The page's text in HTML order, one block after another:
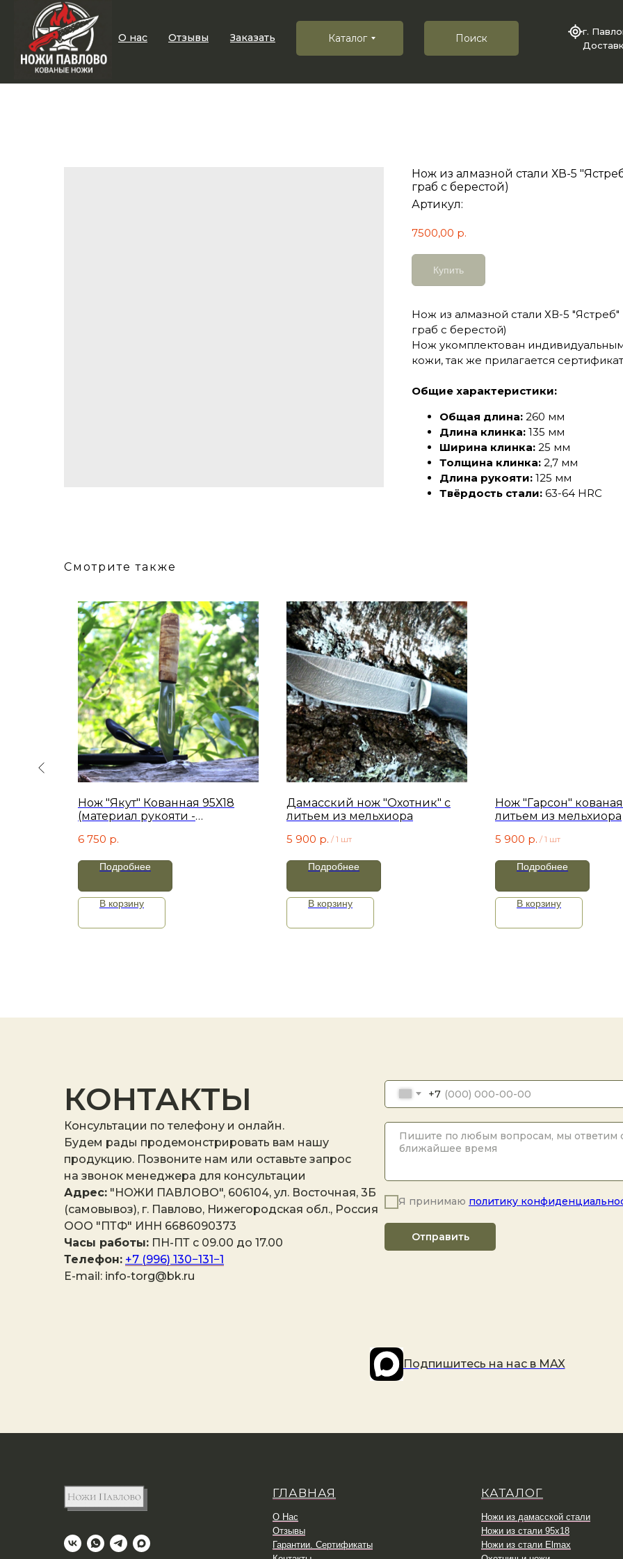
г.
Поиск
Каталог
Заказать
Отзывы
О нас
Нож из алмазной стали ХВ-5
граб с берестой)
Артикул:
7500,00 р.
Купить
Нож из алмазной стали ХВ-5
граб с берестой)
Нож укомплектован
кожи, так же прилагается
Общие характеристики:
Общая длина: 260 мм
Длина клинка: 135 мм
Ширина клинка: 25 мм
Толщина клинка: 2,7 мм
Длина рукояти: 125 мм
Твёрдость стали: 63-64 HRC
Смотрите также
Нож "Якут" Кованная 95Х18
(материал рукояти -
6 750 р.
Подробнее
В корзину
Дамасский нож "Охотник" с
литьем из мельхиора
5 900 р. / 1 шт
Подробнее
В корзину
Нож "Гарсон" кованая
литьем из мельхиора
5 900 р. / 1 шт
Подробнее
В корзину
КОНТАКТЫ
Консультации по телефону и онлайн.
Будем рады продемонстрировать вам нашу
продукцию. Позвоните нам или оставьте запрос
на звонок менеджера для консультации
Адрес: "НОЖИ ПАВЛОВО", 606104, ул. Восточная, 3Б
(самовывоз), г. Павлово, Нижегородская обл., Россия
ООО "ПТФ" ИНН 6686090373
Часы работы: ПН-ПТ с 09.00 до 17.00
Телефон: +7 (996) 130−131−1
E-mail: info-torg@bk.ru
+7
Я принимаю политику
Отправить
Подпишитесь на наc в MAX
ГЛАВНАЯ
О Нас
Отзывы
Гарантии. Сертификаты
КАТАЛОГ
Ножи из дамасской стали
Ножи из стали 95х18
Ножи из стали Elmax